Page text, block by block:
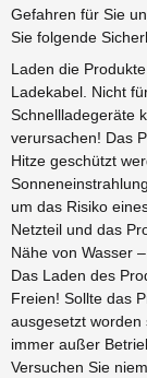
Gefahren für Sie
Sie folgende
Laden die
Ladekabel. Nicht
Schnellladegeräte
verursachen! Das
Hitze geschützt
um das Risiko
Netzteil und das
Nähe von Wasser
Das Laden des
Freien! Sollte das
ausgesetzt
immer außer
Versuchen Sie